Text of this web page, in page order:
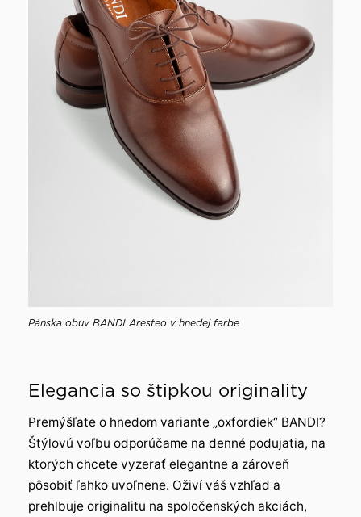
Pánska obuv BANDI Aresteo v hnedej farbe
Elegancia so štipkou originality
Premýšľate o hnedom variante „oxfordiek“ BANDI?
Štýlovú voľbu odporúčame na denné podujatia, na
ktorých chcete vyzerať elegantne a zároveň
pôsobiť ľahko uvoľnene. Oživí váš vzhľad a
prehlbuje originalitu na spoločenských akciách,